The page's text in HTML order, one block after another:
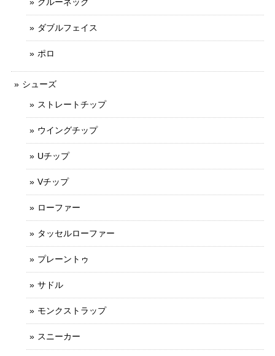
ダブルフェイス
ポロ
シューズ
ストレートチップ
ウイングチップ
Uチップ
Vチップ
ローファー
タッセルローファー
プレーントゥ
サドル
モンクストラップ
スニーカー